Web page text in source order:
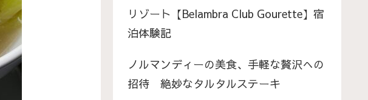
リゾート【Belambra Club Gourette】宿
泊体験記
ノルマンディーの美食、手軽な贅沢への
招待 絶妙なタルタルステーキ